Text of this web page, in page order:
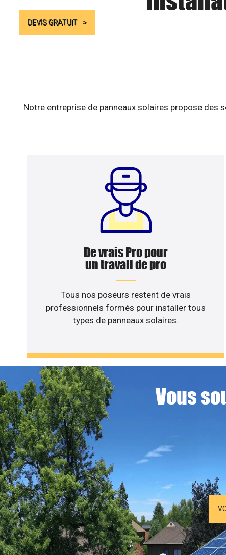
DEVIS GRATUIT
Notre entreprise de panneaux solaires propose des
De vrais Pro pour
un travail de pro
Tous nos poseurs restent de vrais
professionnels formés pour installer tous
types de panneaux solaires.
Vous